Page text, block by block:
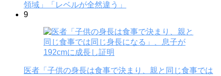
領域」「レベルが全然違う」
9
医者「子供の身長は食事で決まり、親と同じ食事では